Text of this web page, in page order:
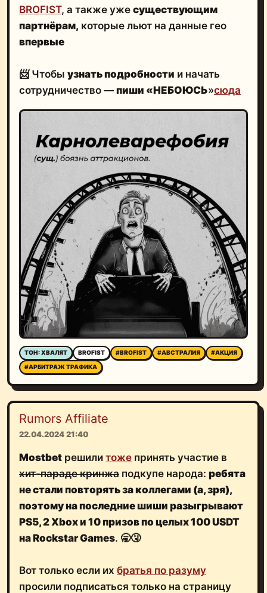
BROFIST, а также уже существующим
партнёрам, которые льют на данные гео
впервые
📨 Чтобы узнать подробности и начать
сотрудничество — пиши «НЕБОЮСЬ»сюда
ТОН: ХВАЛЯТ BROFIST #BROFIST #АВСТРАЛИЯ
#АКЦИЯ
#АРБИТРАЖ ТРАФИКА
Rumors Affiliate
22.04.2024 21:40
Mostbet решили тоже принять участие в
хит-параде кринжа подкупе народа: ребята
не стали повторять за коллегами (а, зря),
поэтому на последние шиши разыгрывают
PS5, 2 Xbox и 10 призов по целых 100 USDT
на Rockstar Games. 🥱🤧
Вот только если их братья по разуму
просили подписаться только на страницу